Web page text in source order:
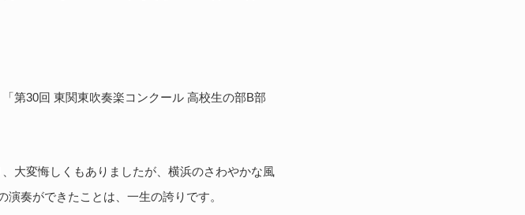
第30回 東関東吹奏楽コンクール 高校生の部B部
大変悔しくもありましたが、横浜のさわやかな風
奏ができたことは、一生の誇りです。